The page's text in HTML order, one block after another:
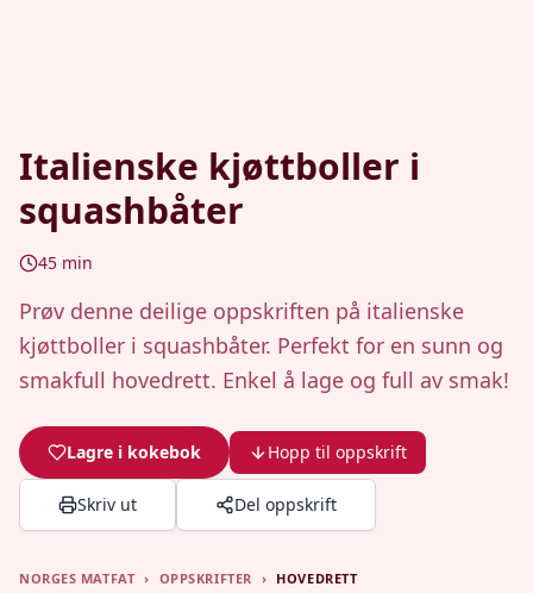
Italienske kjøttboller i
squashbåter
45 min
Prøv denne deilige oppskriften på italienske
kjøttboller i squashbåter. Perfekt for en sunn og
smakfull hovedrett. Enkel å lage og full av smak!
Lagre i kokebok Hopp til oppskrift
Skriv ut Del oppskrift
NORGES MATFAT › OPPSKRIFTER › HOVEDRETT